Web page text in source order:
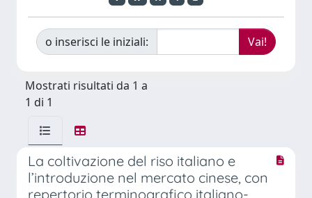
o inserisci le iniziali:
Mostrati risultati da 1 a
1 di 1
La coltivazione del riso italiano e
l’introduzione nel mercato cinese, con
repertorio terminografico italiano-